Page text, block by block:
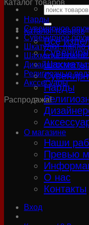
Искать:
Каталог товаров
Все
Шахматы
Нарды
О магазине
Наши
Превью
О нас
Контакты
Вход
Каталог товаров
Нарды
Сувенирное
Сувенирное
Шкатулки, панно
Шахматы ручной
Дизайнерские
Религиозные
Акссесуары
Распродажа!